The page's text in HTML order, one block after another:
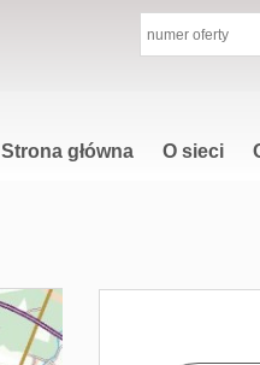
Strona główna O sieci